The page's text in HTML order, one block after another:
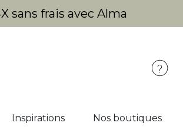
sans frais avec Alma
Inspirations Nos boutiques